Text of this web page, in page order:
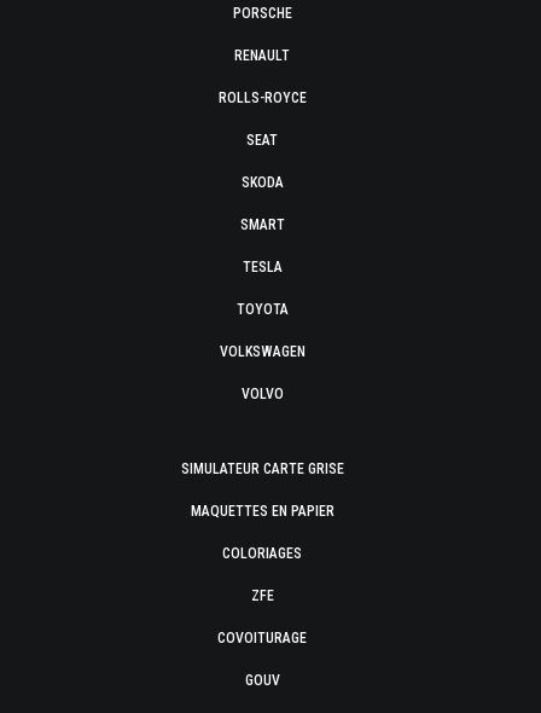
PORSCHE
RENAULT
ROLLS-ROYCE
SEAT
SKODA
SMART
TESLA
TOYOTA
VOLKSWAGEN
VOLVO
SIMULATEUR CARTE GRISE
MAQUETTES EN PAPIER
COLORIAGES
ZFE
COVOITURAGE
GOUV